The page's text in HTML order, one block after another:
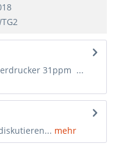
31ppm ...
mehr